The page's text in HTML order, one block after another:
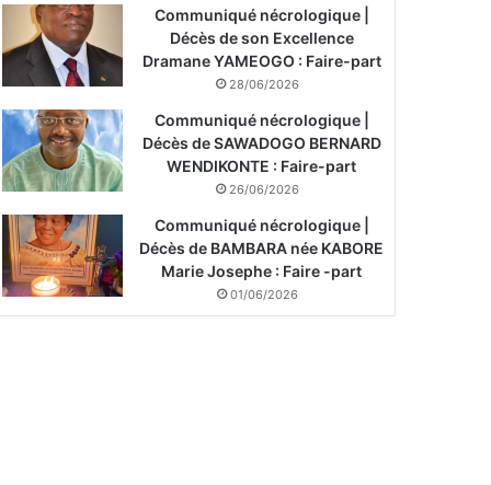
Communiqué nécrologique |
Décès de son Excellence
Dramane YAMEOGO : Faire-part
28/06/2026
Communiqué nécrologique |
Décès de SAWADOGO BERNARD
WENDIKONTE : Faire-part
26/06/2026
Communiqué nécrologique |
Décès de BAMBARA née KABORE
Marie Josephe : Faire -part
01/06/2026